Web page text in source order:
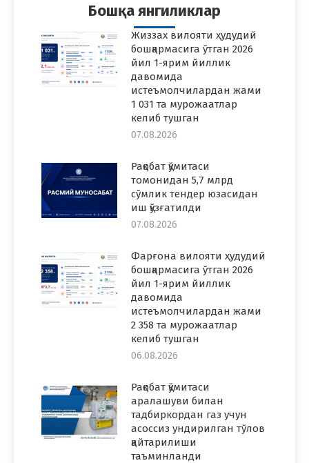
Бошқа янгиликлар
Жиззах вилояти ҳудудий
бошқармасига ўтган 2026
йил 1-ярим йиллик
давомида
истеъмолчилардан жами
1 031 та мурожаатлар
келиб тушган
07.08.2026
Рақобат қўмитаси
томонидан 5,7 млрд
сўмлик тендер юзасидан
иш қўзғатилди
07.08.2026
Фарғона вилояти ҳудудий
бошқармасига ўтган 2026
йил 1-ярим йиллик
давомида
истеъмолчилардан жами
2 358 та мурожаатлар
келиб тушган
06.08.2026
Рақобат қўмитаси
аралашуви билан
тадбиркордан газ учун
асоссиз ундирилган тўлов
қайтарилиши
таъминланди